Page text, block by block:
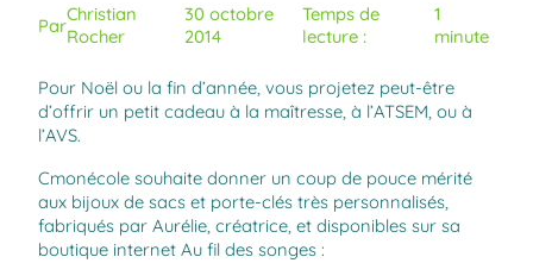
ParChristian
Rocher
30 octobre
2014
Temps de
lecture :
1
minute
Pour Noël ou la fin d’année, vous projetez peut-être
d’offrir un petit cadeau à la maîtresse, à l’ATSEM, ou à
l’AVS.
Cmonécole souhaite donner un coup de pouce mérité
aux bijoux de sacs et porte-clés très personnalisés,
fabriqués par Aurélie, créatrice, et disponibles sur sa
boutique internet Au fil des songes :